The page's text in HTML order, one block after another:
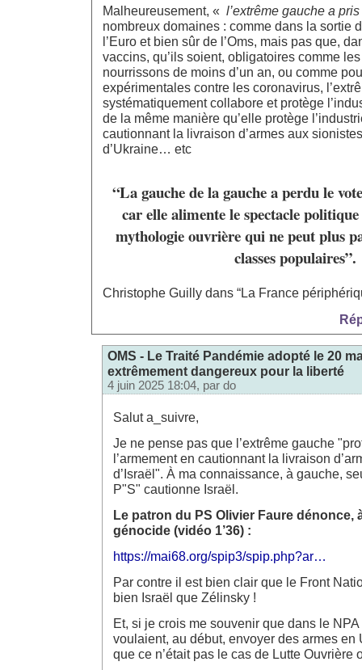
Malheureusement, « l’extrême gauche a
nombreux domaines : comme dans la sortie
l’Euro et bien sûr de l’Oms, mais pas que,
vaccins, qu’ils soient, obligatoires comme
nourrissons de moins d’un an, ou comme
expérimentales contre les coronavirus,
systématiquement collabore et protège
de la même manière qu’elle protège
cautionnant la livraison d’armes aux
d’Ukraine… etc
“La gauche de la gauche a perdu le
car elle alimente le spectacle
mythologie ouvrière qui ne peut plus
classes populaires”.
Christophe Guilly dans “La France
OMS - Le Traité Pandémie adopté le 20
extrêmement dangereux pour la liberté
4 juin 2025 18:04, par do
Salut a_suivre,
Je ne pense pas que l’extrême gauche
l’armement en cautionnant la livraison
d’Israël". À ma connaissance, à gauche,
P"S" cautionne Israël.
Le patron du PS Olivier Faure dénonce,
génocide (vidéo 1’36) :
https://mai68.org/spip3/spip.php?ar…
Par contre il est bien clair que le Front
bien Israël que Zélinsky !
Et, si je crois me souvenir que dans le
voulaient, au début, envoyer des armes en
que ce n’était pas le cas de Lutte Ouvrière